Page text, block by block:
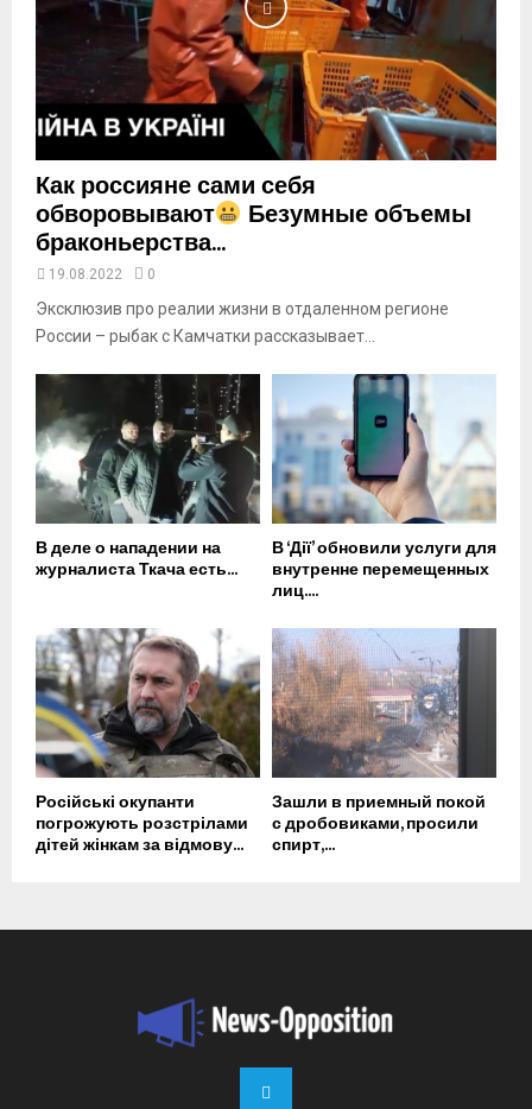
b
e
Как россияне сами себя
обворовывают Безумные объемы
браконьерства...
19.08.2022 0
Эксклюзив про реалии жизни в отдаленном регионе
России – рыбак с Камчатки рассказывает...
В деле о нападении на
журналиста Ткача есть...
В ‘Дії’ обновили услуги для
внутренне перемещенных
лиц....
Російські окупанти
погрожують розстрілами
дітей жінкам за відмову...
Зашли в приемный покой
с дробовиками, просили
спирт,...